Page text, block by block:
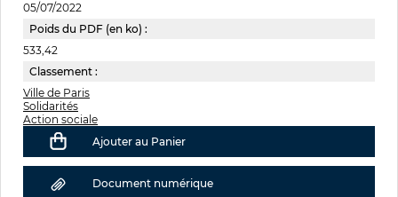
05/07/2022
Poids du PDF (en ko) :
533,42
Classement :
Ville de Paris
Solidarités
Action sociale
Ajouter au Panier
Document numérique